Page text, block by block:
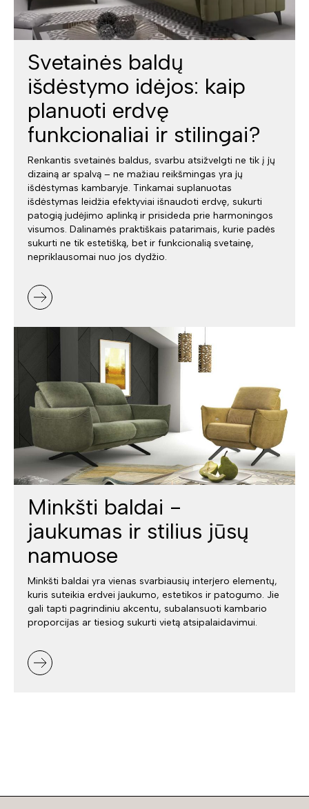
Svetainės baldų
išdėstymo idėjos: kaip
planuoti erdvę
funkcionaliai ir stilingai?
Renkantis svetainės baldus, svarbu atsižvelgti ne tik į jų
dizainą ar spalvą – ne mažiau reikšmingas yra jų
išdėstymas kambaryje. Tinkamai suplanuotas
išdėstymas leidžia efektyviai išnaudoti erdvę, sukurti
patogią judėjimo aplinką ir prisideda prie harmoningos
visumos. Dalinamės praktiškais patarimais, kurie padės
sukurti ne tik estetišką, bet ir funkcionalią svetainę,
nepriklausomai nuo jos dydžio.
Minkšti baldai -
jaukumas ir stilius jūsų
namuose
Minkšti baldai yra vienas svarbiausių interjero elementų,
kuris suteikia erdvei jaukumo, estetikos ir patogumo. Jie
gali tapti pagrindiniu akcentu, subalansuoti kambario
proporcijas ar tiesiog sukurti vietą atsipalaidavimui.